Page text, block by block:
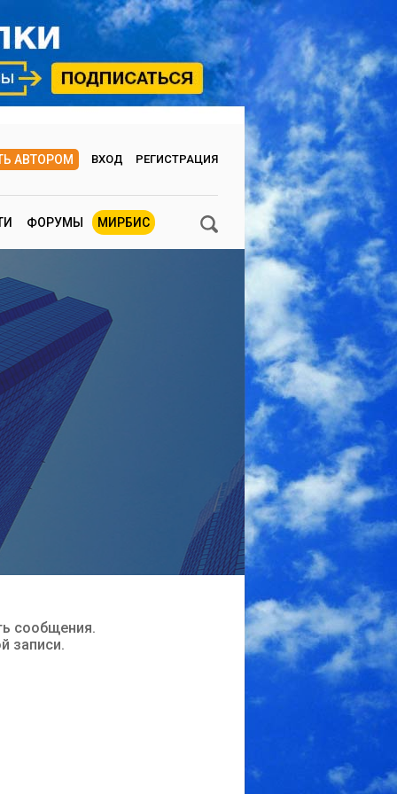
АВТОРОМ ВХОД РЕГИСТРАЦИЯ
ФОРУМЫ МИРБИС
сообщения.
записи.